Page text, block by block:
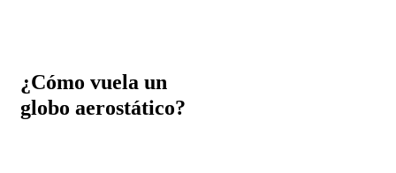
¿Cómo vuela un
globo aerostático?